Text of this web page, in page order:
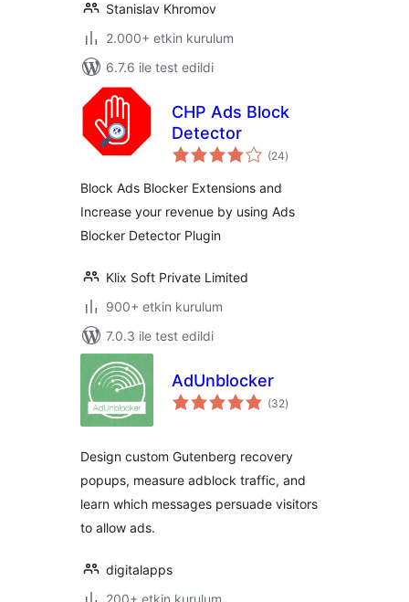
Stanislav Khromov
2.000+ etkin kurulum
6.7.6 ile test edildi
CHP Ads Block
Detector
(24toplam
puan
)
Block Ads Blocker Extensions and
Increase your revenue by using Ads
Blocker Detector Plugin
Klix Soft Private Limited
900+ etkin kurulum
7.0.3 ile test edildi
AdUnblocker
(32toplam
puan
)
Design custom Gutenberg recovery
popups, measure adblock traffic, and
learn which messages persuade visitors
to allow ads.
digitalapps
200+ etkin kurulum